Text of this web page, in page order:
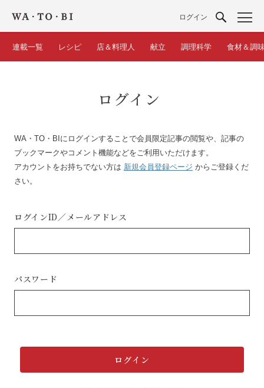
ログイン
連載一覧 レシピ 店＆料理人 献立 調理科学 食材＆調
ログイン
WA・TO・BIにログインすることで会員限定記事の閲覧や、記事の
ブックマークやコメント機能などをご利用いただけます。
アカウントをお持ちでない方は 新規会員登録ページ からご登録くだ
さい。
ログインID／メールアドレス
パスワード